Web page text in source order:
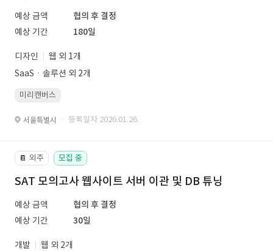
예상 금액
협의 후 결정
예상 기간
180일
디자인
웹 외 1개
SaaSㆍ솔루션 외 2개
미리캔버스
서울특별시 · 등록일자 2026.01.26.
📔 외주 모집 중
SAT 모의고사 웹사이트 서버 이관 및 DB 튜닝
예상 금액
협의 후 결정
예상 기간
30일
개발
웹 외 2개